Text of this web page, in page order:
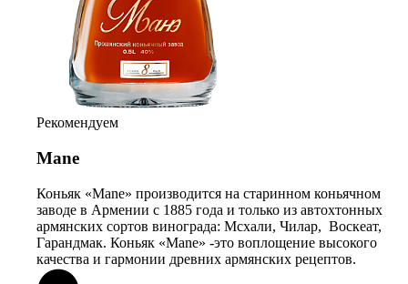
Рекомендуем
Mane
Коньяк «Mane» производится на старинном коньячном
заводе в Армении c 1885 года и только из автохтонных
армянских сортов винограда: Мсхали, Чилар, Воскеат,
Гарандмак. Коньяк «Mane» -это воплощение высокого
качества и гармонии древних армянских рецептов.